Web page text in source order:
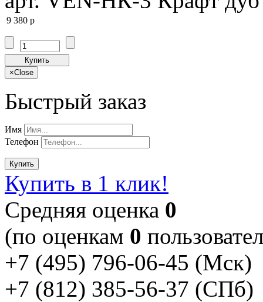
9 380 p
Купить
×Close
Быстрый заказ
Имя
Телефон
Купить
Купить в 1 клик!
Cредняя оценка 0
(по оценкам 0
+7 (495) 796-06-45 (Мск)
+7 (812) 385-56-37 (СПб)